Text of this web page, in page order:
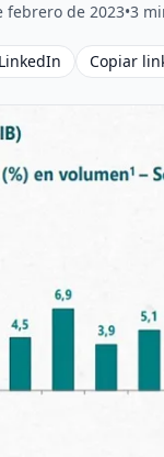
febrero de 2023•3
LinkedIn Copiar